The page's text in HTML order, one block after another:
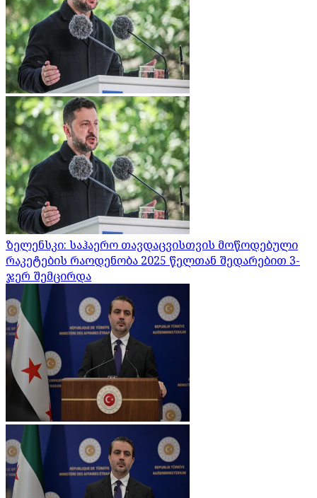
ზელენსკი: საჰაერო თავდაცვისთვის მოწოდებული
რაკეტების რაოდენობა 2025 წელთან შედარებით 3-
ჯერ შემცირდა